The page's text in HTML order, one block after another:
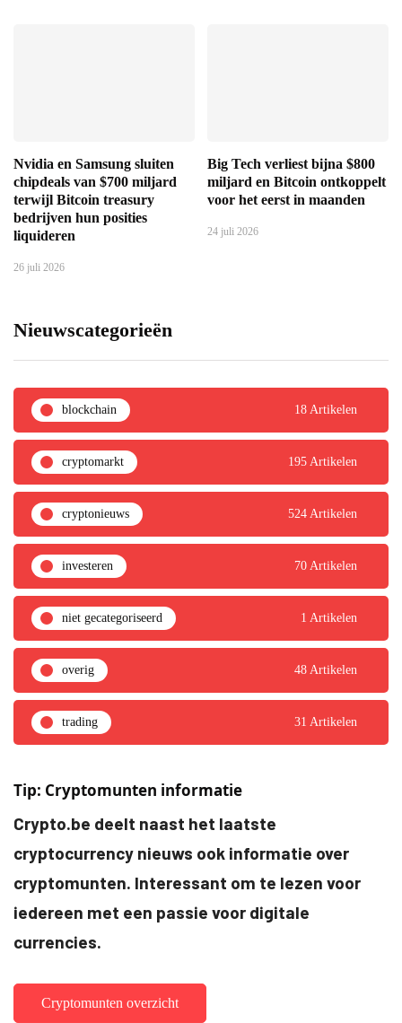
Nvidia en Samsung sluiten
chipdeals van $700 miljard
terwijl Bitcoin treasury
bedrijven hun posities
liquideren
26 juli 2026
Big Tech verliest bijna $800
miljard en Bitcoin ontkoppelt
voor het eerst in maanden
24 juli 2026
Nieuwscategorieën
blockchain 18 Artikelen
cryptomarkt 195 Artikelen
cryptonieuws 524 Artikelen
investeren 70 Artikelen
niet gecategoriseerd 1 Artikelen
overig 48 Artikelen
trading 31 Artikelen
Tip: Cryptomunten informatie
Crypto.be deelt naast het laatste
cryptocurrency nieuws ook informatie over
cryptomunten. Interessant om te lezen voor
iedereen met een passie voor digitale
currencies.
Cryptomunten overzicht